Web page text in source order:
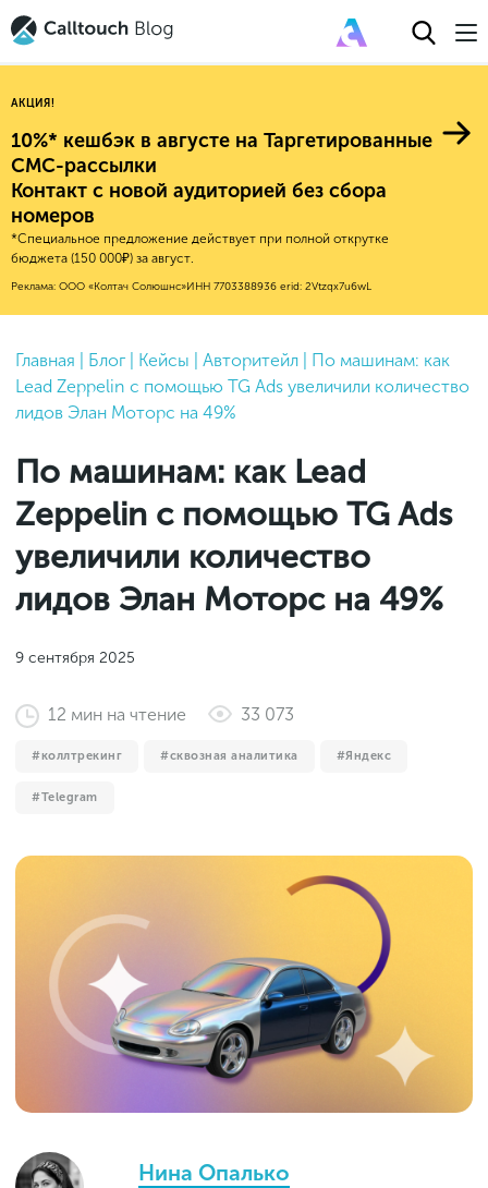
Авторитейл
Финансы
Е-коммерс
Недвижимость
HoReCa
Услуги
Фитнес
2025
2024
2022
2021
2019
2018
2017
Новые продукты
Эксплейнеры
Обновления продуктов Calltouch
Обучение работы с инструментами
Calltouch
Индекс здоровья российского
Mental Health
Исследование Out Of Cloud
Привлечение
Конверсия
Аналитика
Процессы и управление
Финансы и бухгалтерия
Законы и документы
Старт и идеи
Продажи и маркетплейсы
Словарь маркетолога
Callday
MeetUp
Вебинары и практикумы
АКЦИЯ!
10%* кешбэк в августе на Таргетированные
СМС-рассылки
Контакт с новой аудиторией без сбора
номеров
*Специальное предложение действует при полной открутке
бюджета (150 000₽) за август.
Реклама: ООО «Колтач Солюшнс»ИНН 7703388936 erid: 2Vtzqx7u6wL
Главная Блог Кейсы Авторитейл
По машинам: как
Lead Zeppelin с помощью TG Ads увеличили количество
лидов Элан Моторс на 49%
По машинам: как Lead
Zeppelin с помощью TG Ads
увеличили количество
лидов Элан Моторс на 49%
9 сентября 2025
12 мин на чтение 33 073
коллтрекинг сквозная аналитика Яндекс
Telegram
Нина Опалько